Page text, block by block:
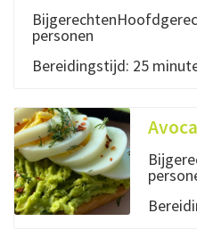
personen
Bereidingstijd: 25